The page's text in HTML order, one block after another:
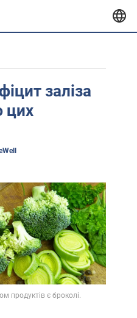
заліза
цих
продуктів є броколі.